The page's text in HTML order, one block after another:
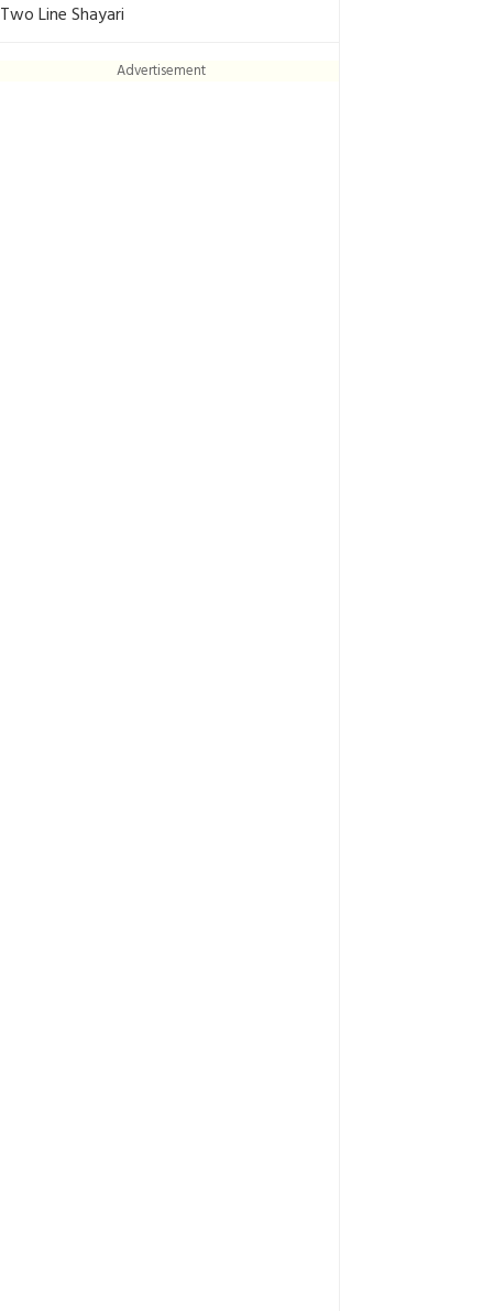
Two Line Shayari
Advertisement